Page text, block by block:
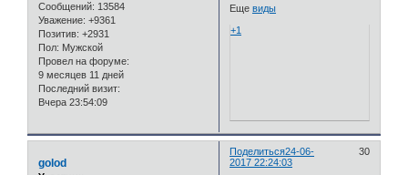
Сообщений: 13584
Уважение: +9361
Позитив: +2931
Пол: Мужской
Провел на форуме:
9 месяцев 11 дней
Последний визит:
Вчера 23:54:09
Ещевиды
+1
Поделиться 30
24-06-
2017 22:24:03
golod